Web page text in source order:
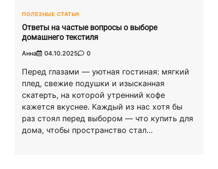
ПОЛЕЗНЫЕ СТАТЬИ
Ответы на частые вопросы о выборе
домашнего текстиля
Анна 04.10.2025 0
Перед глазами — уютная гостиная: мягкий
плед, свежие подушки и изысканная
скатерть, на которой утренний кофе
кажется вкуснее. Каждый из нас хотя бы
раз стоял перед выбором — что купить для
дома, чтобы пространство стал…